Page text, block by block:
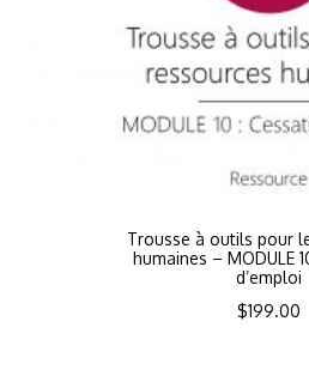
Trousse à outils pour
humaines – MODULE
d’emploi
$199.00